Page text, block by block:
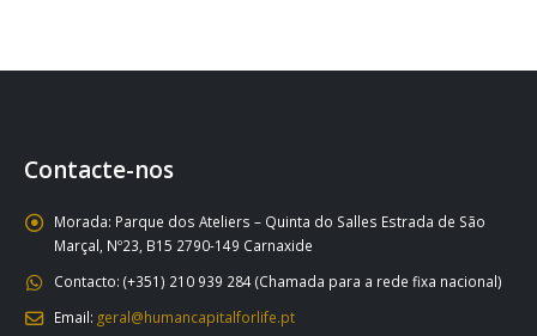
Contacte-nos
Morada: Parque dos Ateliers – Quinta do Salles Estrada de São
Marçal, Nº23, B15 2790-149 Carnaxide
Contacto: (+351) 210 939 284 (Chamada para a rede fixa nacional)
Email: geral@humancapitalforlife.pt